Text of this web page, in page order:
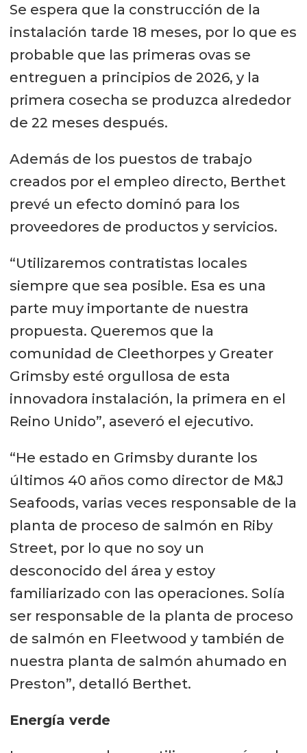
Se espera que la construcción de la
instalación tarde 18 meses, por lo que es
probable que las primeras ovas se
entreguen a principios de 2026, y la
primera cosecha se produzca alrededor
de 22 meses después.
Además de los puestos de trabajo
creados por el empleo directo, Berthet
prevé un efecto dominó para los
proveedores de productos y servicios.
“Utilizaremos contratistas locales
siempre que sea posible. Esa es una
parte muy importante de nuestra
propuesta. Queremos que la
comunidad de Cleethorpes y Greater
Grimsby esté orgullosa de esta
innovadora instalación, la primera en el
Reino Unido”, aseveró el ejecutivo.
“He estado en Grimsby durante los
últimos 40 años como director de M&J
Seafoods, varias veces responsable de la
planta de proceso de salmón en Riby
Street, por lo que no soy un
desconocido del área y estoy
familiarizado con las operaciones. Solía
ser responsable de la planta de proceso
de salmón en Fleetwood y también de
nuestra planta de salmón ahumado en
Preston”, detalló Berthet.
Energía verde